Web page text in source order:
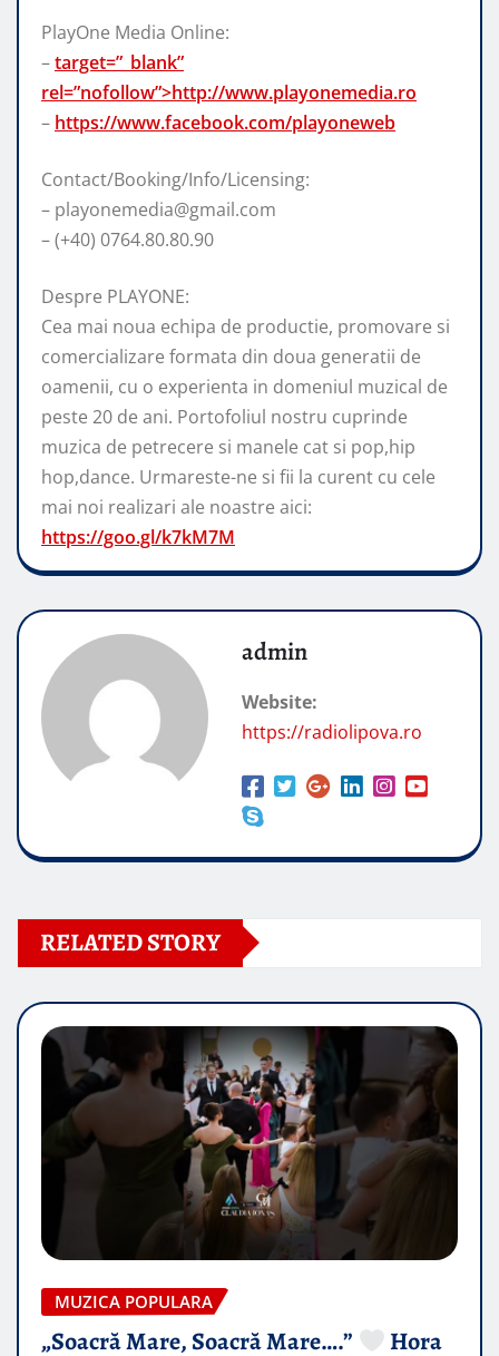
PlayOne Media Online:
–target=”_blank”
rel=”nofollow”>http://www.playonemedia.ro
– https://www.facebook.com/playoneweb
Contact/Booking/Info/Licensing:
– playonemedia@gmail.com
– (+40) 0764.80.80.90
Despre PLAYONE:
Cea mai noua echipa de productie, promovare si
comercializare formata din doua generatii de
oamenii, cu o experienta in domeniul muzical de
peste 20 de ani. Portofoliul nostru cuprinde
muzica de petrecere si manele cat si pop,hip
hop,dance. Urmareste-ne si fii la curent cu cele
mai noi realizari ale noastre aici:
https://goo.gl/k7kM7M
admin
Website:
https://radiolipova.ro
RELATED STORY
MUZICA POPULARA
„Soacră Mare, Soacră Mare….”
Hora